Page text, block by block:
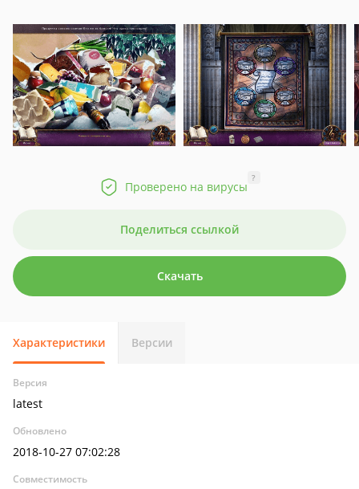
Проверено на вирусы
?
Поделиться ссылкой
Скачать
Характеристики Версии
Версия
latest
Обновлено
2018-10-27 07:02:28
Совместимость